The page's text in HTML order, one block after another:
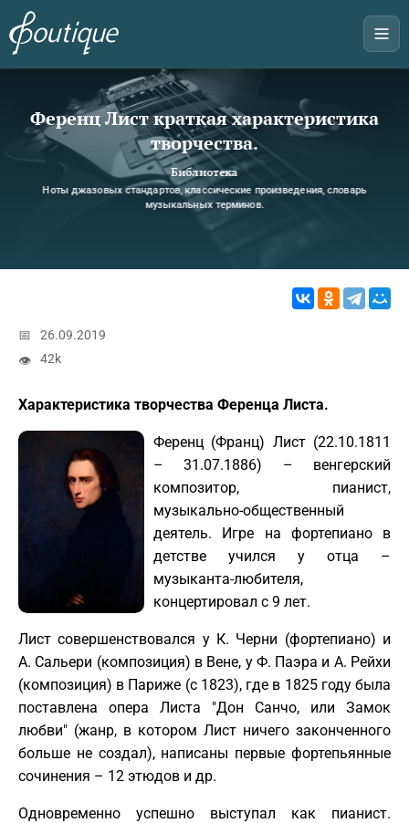
Ференц Лист краткая характеристика
творчества.
Библиотека
Ноты джазовых стандартов, классические произведения, словарь
музыкальных терминов.
📅
26.09.2019
👁
42k
Характеристика творчества Ференца Листа.
Ференц (Франц) Лист (22.10.1811
– 31.07.1886) – венгерский
композитор, пианист,
музыкально-общественный
деятель. Игре на фортепиано в
детстве учился у отца –
музыканта-любителя,
концертировал с 9 лет.
Лист совершенствовался у К. Черни (фортепиано) и
А. Сальери (композиция) в Вене, у Ф. Паэра и А. Рейхи
(композиция) в Париже (с 1823), где в 1825 году была
поставлена опера Листа "Дон Санчо, или Замок
любви" (жанр, в котором Лист ничего законченного
больше не создал), написаны первые фортепьянные
сочинения – 12 этюдов и др.
Одновременно успешно выступал как пианист.